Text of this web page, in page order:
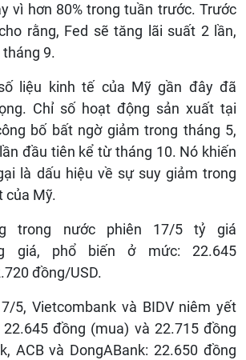
vì hơn 80% trong tuần trước. Trước
rằng, Fed sẽ tăng lãi suất 2 lần,
9.
liệu kinh tế của Mỹ gần đây đã
Chỉ số hoạt động sản xuất tại
bố bất ngờ giảm trong tháng 5,
đầu tiên kể từ tháng 10. Nó khiến
là dấu hiệu về sự suy giảm trong
của Mỹ.
trong nước phiên 17/5 tỷ giá
giá, phổ biến ở mức: 22.645
đồng/USD.
5, Vietcombank và BIDV niêm yết
đồng (mua) và 22.715 đồng
ACB và DongABank: 22.650 đồng